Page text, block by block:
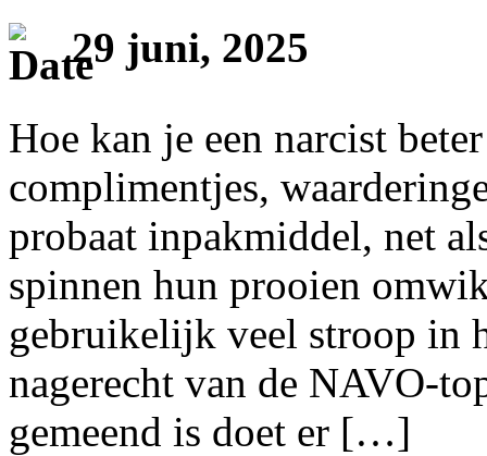
29 juni, 2025
Hoe kan je een narcist
complimentjes,
probaat inpakmiddel, net
spinnen hun prooien
gebruikelijk veel stroop in
nagerecht van de NAVO-
gemeend is doet er […]